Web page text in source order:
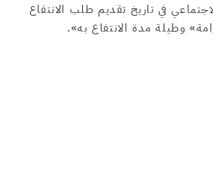
في تاريخ تقديم طلب الانتفاع
وطيلة مدة الانتفاع به».